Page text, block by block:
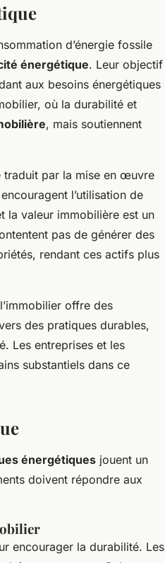
d’énergie fossile
énergétique. Leur objectif
aux besoins énergétiques
où la durabilité et
, mais soutiennent
traduit par la mise en œuvre
l’utilisation de
la valeur immobilière est un
pas de générer des
rendant ces actifs plus
offre des
des pratiques durables,
Les entreprises et les
substantiels dans ce
énergétiques jouent un
doivent répondre aux
encourager la durabilité. Les